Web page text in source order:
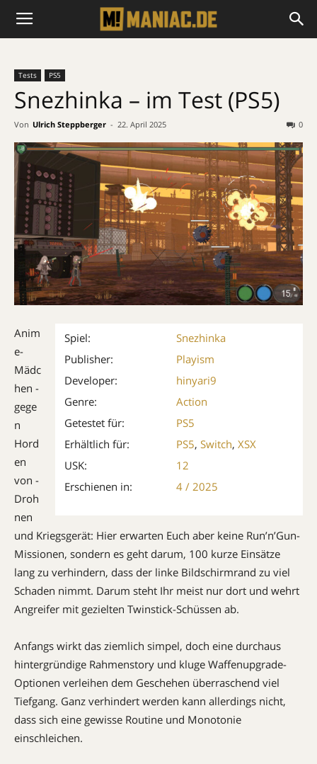
Tests PS5
Snezhinka – im Test (PS5)
Von Ulrich Steppberger - 22. April 2025 0
Spiel:
Snezhinka
Publisher:
Playism
Developer:
hinyari9
Genre:
Action
Getestet für:
PS5
Erhältlich für:
PS5, Switch, XSX
USK:
12
Erschienen in:
4 / 2025
Anim
e-
Mädc
hen ­
gege
n
Hord
en
von ­
Droh
nen
und Kriegsgerät: Hier erwarten Euch aber keine Run’n’Gun-
Missionen, sondern es geht darum, 100 kurze Einsätze
lang zu verhindern, dass der linke Bildschirmrand zu viel
Schaden nimmt. Darum steht Ihr meist nur dort und wehrt
Angreifer mit gezielten Twinstick-Schüssen ab.
Anfangs wirkt das ziemlich simpel, doch eine durchaus
hintergründige Rahmenstory und kluge Waffenupgrade-
Optionen verleihen dem Geschehen überraschend viel
Tiefgang. Ganz verhindert werden kann allerdings nicht,
dass sich eine gewisse Routine und Monotonie
einschleichen.